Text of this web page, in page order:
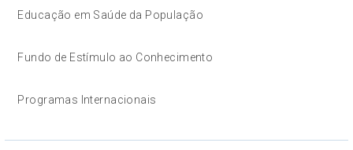
Educação em Saúde da População
Fundo de Estímulo ao Conhecimento
Programas Internacionais